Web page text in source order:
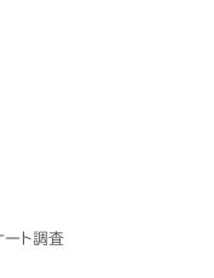
ート調査